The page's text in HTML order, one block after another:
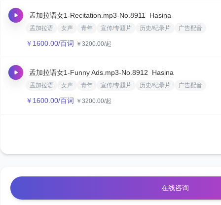
孟加拉语女1-Recitation.mp3-No.8911 Hasina
孟加拉语 女声 青年 宣传/专题片 历史/纪录片 广告配音
￥ 1600.00/百词 ￥ 3200.00/起
孟加拉语女1-Funny Ads.mp3-No.8912 Hasina
孟加拉语 女声 青年 宣传/专题片 历史/纪录片 广告配音
￥ 1600.00/百词 ￥ 3200.00/起
在线咨询